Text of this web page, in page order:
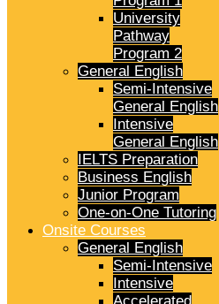
University
Pathway
Program 2
General English
Semi-Intensive
General English
Intensive
General English
IELTS Preparation
Business English
Junior Program
One-on-One Tutoring
Onsite Courses
General English
Semi-Intensive
Intensive